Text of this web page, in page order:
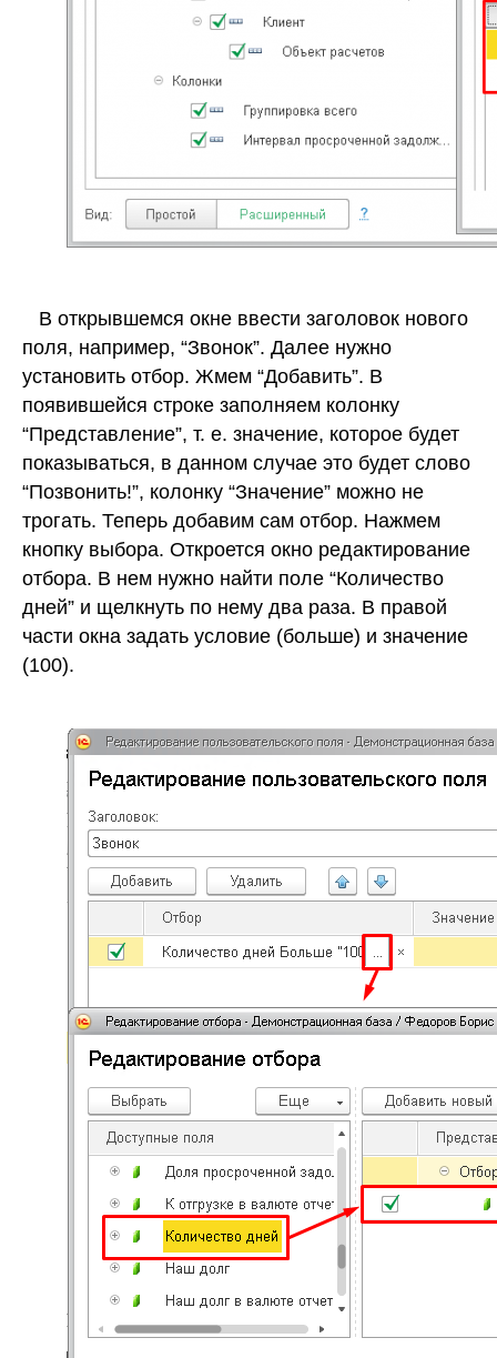
В открывшемся окне ввести заголовок нового
поля, например, “Звонок”. Далее нужно
установить отбор. Жмем “Добавить”. В
появившейся строке заполняем колонку
“Представление”, т. е. значение, которое будет
показываться, в данном случае это будет слово
“Позвонить!”, колонку “Значение” можно не
трогать. Теперь добавим сам отбор. Нажмем
кнопку выбора. Откроется окно редактирование
отбора. В нем нужно найти поле “Количество
дней” и щелкнуть по нему два раза. В правой
части окна задать условие (больше) и значение
(100).